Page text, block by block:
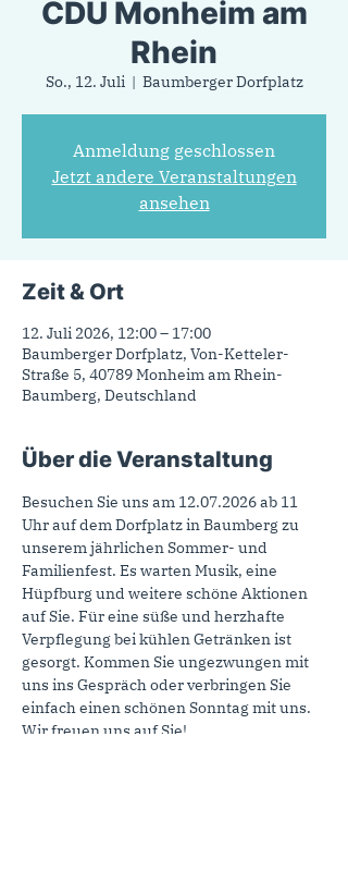
CDU Monheim am
Rhein
So., 12. Juli
  |
Baumberger Dorfplatz
Anmeldung geschlossen
Jetzt andere Veranstaltungen
ansehen
Zeit & Ort
12. Juli 2026, 12:00 – 17:00
Baumberger Dorfplatz, Von-Ketteler-
Straße 5, 40789 Monheim am Rhein-
Baumberg, Deutschland
Über die Veranstaltung
Besuchen Sie uns am 12.07.2026 ab 11
Uhr auf dem Dorfplatz in Baumberg zu
unserem jährlichen Sommer- und
Familienfest. Es warten Musik, eine
Hüpfburg und weitere schöne Aktionen
auf Sie. Für eine süße und herzhafte
Verpflegung bei kühlen Getränken ist
gesorgt. Kommen Sie ungezwungen mit
uns ins Gespräch oder verbringen Sie
einfach einen schönen Sonntag mit uns.
Wir freuen uns auf Sie!